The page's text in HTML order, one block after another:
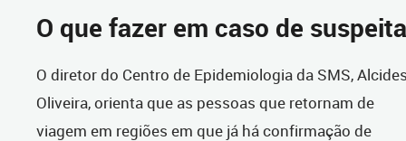
O que fazer em caso de suspeita
O diretor do Centro de Epidemiologia da SMS,
Oliveira, orienta que as pessoas que retornam de
viagem em regiões em que já há confirmação de